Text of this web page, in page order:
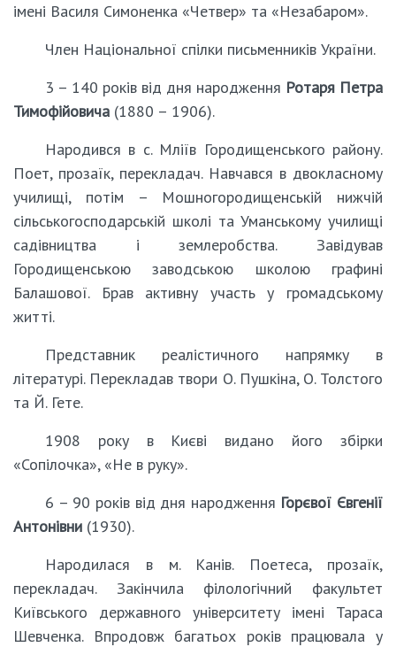
імені Василя Симоненка «Четвер» та «Незабаром».
Член Національної спілки письменників України.
3 – 140 років від дня народження Ротаря Петра
Тимофійовича (1880 – 1906).
Народився в с. Мліїв Городищенського району.
Поет, прозаїк, перекладач. Навчався в двокласному
училищі, потім – Мошногородищенській нижчій
сільськогосподарській школі та Уманському училищі
садівництва і землеробства. Завідував
Городищенською заводською школою графині
Балашової. Брав активну участь у громадському
житті.
Представник реалістичного напрямку в
літературі. Перекладав твори О. Пушкіна, О. Толстого
та Й. Гете.
1908 року в Києві видано його збірки
«Сопілочка», «Не в руку».
6 – 90 років від дня народження Горєвої Євгенії
Антонівни (1930).
Народилася в м. Канів. Поетеса, прозаїк,
перекладач. Закінчила філологічний факультет
Київського державного університету імені Тараса
Шевченка. Впродовж багатьох років працювала у